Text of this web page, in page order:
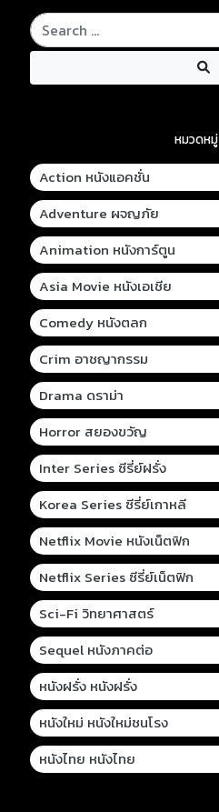
หมวดหมู่
Action หนังแอคชั่น
Adventure ผจญภัย
Animation หนังการ์ตูน
Asia Movie หนังเอเชีย
Comedy หนังตลก
Crim อาชญากรรม
Drama ดราม่า
Horror สยองขวัญ
Inter Series ซีรี่ย์ฝรั่ง
Korea Series ซีรี่ย์เกาหลี
Netflix Movie หนังเน็ตฟิก
Netflix Series ซีรี่ย์เน็ตฟิก
Sci-Fi วิทยาศาสตร์
Sequel หนังภาคต่อ
หนังฝรั่ง หนังฝรั่ง
หนังใหม่ หนังใหม่ชนโรง
หนังไทย หนังไทย